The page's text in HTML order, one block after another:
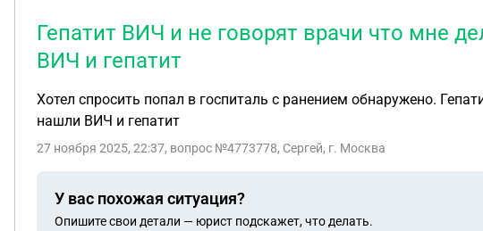
Гепатит ВИЧ и не говорят врачи что мне
ВИЧ и гепатит
Хотел спросить попал в госпиталь с ранением обнаружено.
нашли ВИЧ и гепатит
27 ноября 2025, 22:37, вопрос №4773778, Сергей, г. Москва
У вас похожая ситуация?
Опишите свои детали — юрист подскажет, что делать.